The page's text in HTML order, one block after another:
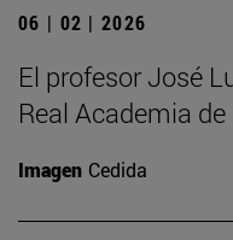
06 | 02 | 2026
El profesor José
Real Academia
Imagen Cedida